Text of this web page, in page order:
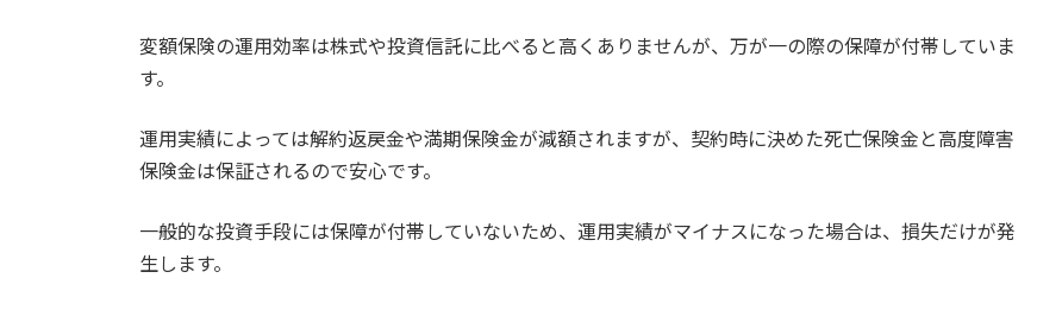
変額保険の運用効率は株式や投資信託に比べると高くありませんが、万が一の際の保障が付帯していま
す。
運用実績によっては解約返戻金や満期保険金が減額されますが、契約時に決めた死亡保険金と高度障害
保険金は保証されるので安心です。
一般的な投資手段には保障が付帯していないため、運用実績がマイナスになった場合は、損失だけが発
生します。